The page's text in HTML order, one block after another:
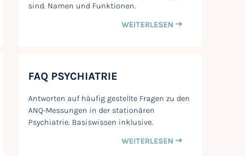
sind. Namen und Funktionen.
WEITERLESEN
FAQ PSYCHIATRIE
Antworten auf häufig gestellte Fragen zu den
ANQ-Messungen in der stationären
Psychiatrie. Basiswissen inklusive.
WEITERLESEN